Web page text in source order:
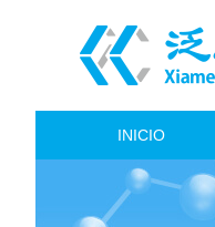
INICIO